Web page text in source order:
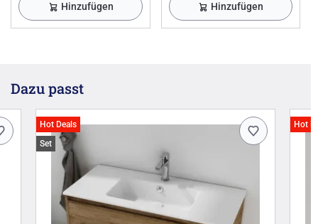
Hinzufügen Hinzufügen
Dazu passt
Hot Deals
Set
Hot